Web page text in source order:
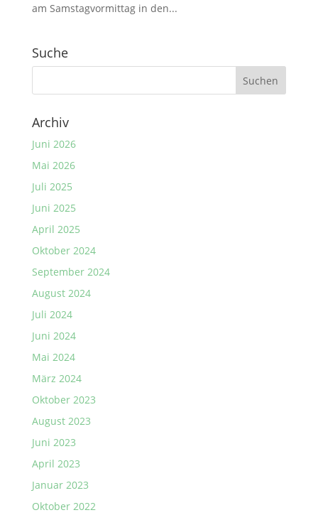
am Samstagvormittag in den...
Suche
Archiv
Juni 2026
Mai 2026
Juli 2025
Juni 2025
April 2025
Oktober 2024
September 2024
August 2024
Juli 2024
Juni 2024
Mai 2024
März 2024
Oktober 2023
August 2023
Juni 2023
April 2023
Januar 2023
Oktober 2022